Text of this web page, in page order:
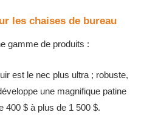
les chaises de bureau
gamme de produits :
est le nec plus ultra ; robuste,
une magnifique patine
400 $ à plus de 1 500 $.